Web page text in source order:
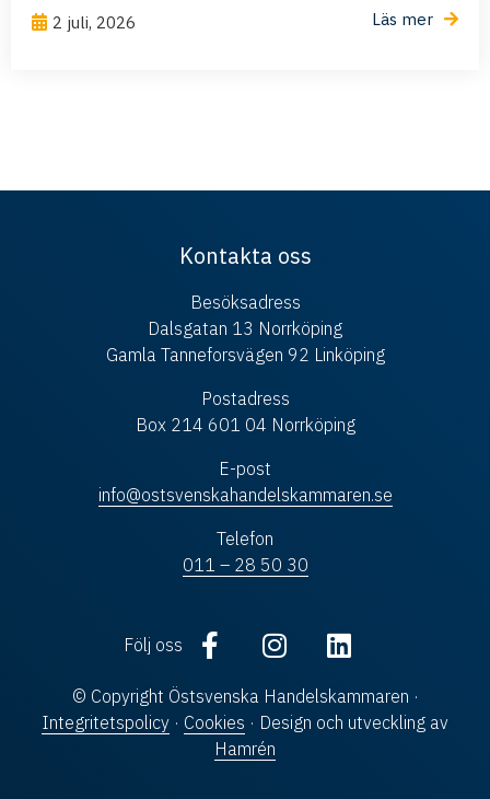
2 juli, 2026 Läs mer
Kontakta oss
Besöksadress
Dalsgatan 13 Norrköping
Gamla Tanneforsvägen 92 Linköping
Postadress
Box 214 601 04 Norrköping
E-post
info@ostsvenskahandelskammaren.se
Telefon
011 – 28 50 30
Följ oss
© Copyright Östsvenska Handelskammaren ·
Integritetspolicy · Cookies · Design och utveckling av
Hamrén